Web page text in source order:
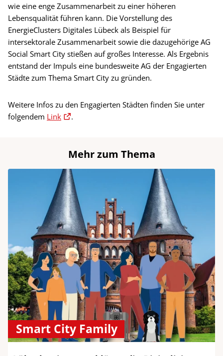
wie eine enge Zusammenarbeit zu einer höheren
Lebensqualität führen kann. Die Vorstellung des
EnergieClusters Digitales Lübeck als Beispiel für
intersektorale Zusammenarbeit sowie die dazugehörige AG
Social Smart City stießen auf großes Interesse. Als Ergebnis
entstand der Impuls eine bundesweite AG der Engagierten
Städte zum Thema Smart City zu gründen.
Weitere Infos zu den Engagierten Städten finden Sie unter
folgendem Link .
Mehr zum Thema
Smart City Family